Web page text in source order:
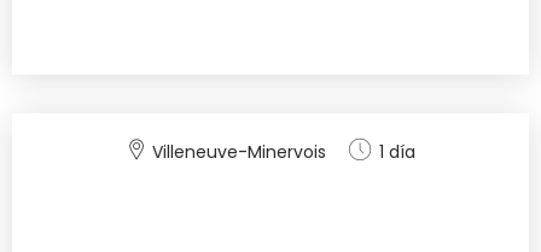
Villeneuve-Minervois 1 día